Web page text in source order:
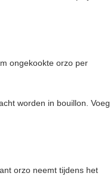
ongekookte orzo per
worden in bouillon. Voeg
orzo neemt tijdens het